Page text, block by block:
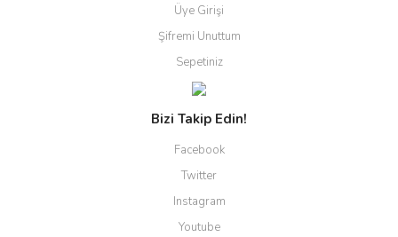
Üye Girişi
Şifremi Unuttum
Sepetiniz
Bizi Takip Edin!
Facebook
Twitter
Instagram
Youtube